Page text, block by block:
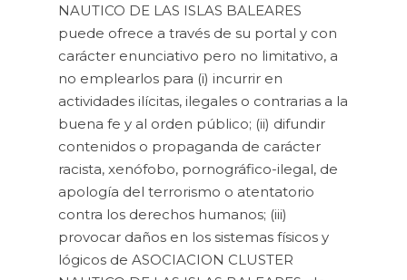
NAUTICO DE LAS ISLAS BALEARES
puede ofrece a través de su portal y con
carácter enunciativo pero no limitativo, a
no emplearlos para (i) incurrir en
actividades ilícitas, ilegales o contrarias a la
buena fe y al orden público; (ii) difundir
contenidos o propaganda de carácter
racista, xenófobo, pornográfico-ilegal, de
apología del terrorismo o atentatorio
contra los derechos humanos; (iii)
provocar daños en los sistemas físicos y
lógicos de ASOCIACION CLUSTER